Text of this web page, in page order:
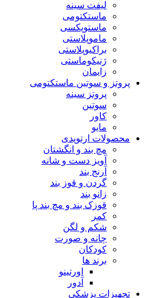
لیفت سینه
ماستکتومی
ماستوپکسی
ماموپلاستی
براکیوپلاستی
ژنیکوماستی
زایمان
پروتز و سوتین ماستکتومی
پروتز سینه
سوتین
کاور
مایو
محصولات ارتوپدی
مچ بند و انگشتان
آویز دست و شانه
آرنج بند
گردن و قوز بند
زانو بند
قوزک بند و مچ بند پا
کمر
شکم و لگن
چانه و صورت
کودکان
برند ها
اورتینو
آدور
تجهیزات پزشکی